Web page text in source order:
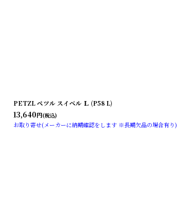
PETZL ペツル スイベル Ｌ (P58 L)
13,640円(税込)
お取り寄せ(メーカーに納期確認をします ※長期欠品の場合有り)